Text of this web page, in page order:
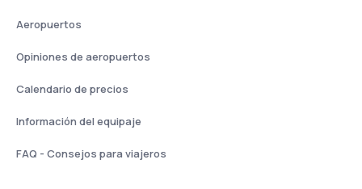
Aeropuertos
Opiniones de aeropuertos
Calendario de precios
Información del equipaje
FAQ - Consejos para viajeros